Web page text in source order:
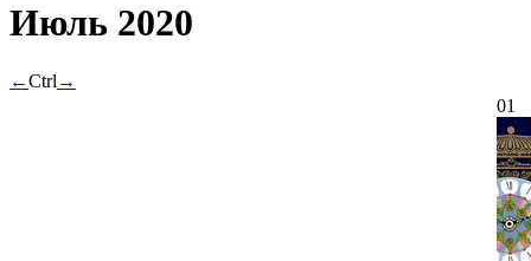
Июль 2020
←Ctrl →
01